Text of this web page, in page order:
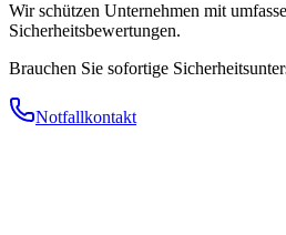
Wir schützen Unternehmen mit
Sicherheitsbewertungen.
Brauchen Sie sofortige
Notfallkontakt